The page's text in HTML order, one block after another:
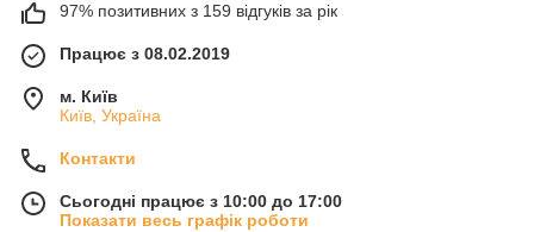
97% позитивних з 159 відгуків за рік
Працює з 08.02.2019
м. Київ
Київ, Україна
Контакти
Сьогодні працює з 10:00 до 17:00
Показати весь графік роботи